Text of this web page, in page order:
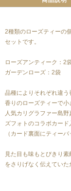
2種類のローズティーの
セットです。
ローズアンティーク：2
ガーデンローズ：2袋
品種によりそれぞれ違
香りのローズティーで小
人気カリグラファー島
ズフォトのコラボカード
（カード裏面にティー
見た目も味もとびきり
をさりげなく伝えていた